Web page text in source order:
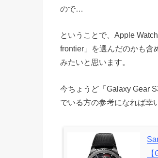
ので…
ということで、Apple
frontier」を選んだのかも含
みたいと思います。
今ちょうど「Galaxy Gear
でいる方の参考になれば幸